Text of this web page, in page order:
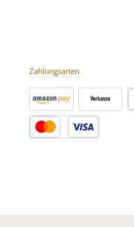
Zahlungsarten
Amazon Pay Vorkasse